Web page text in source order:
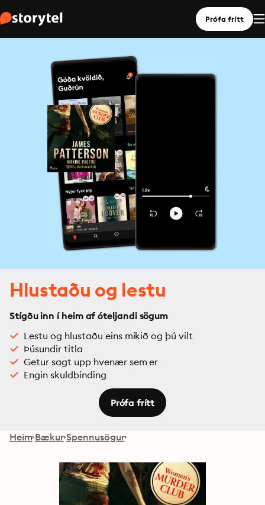
Prófa frítt
Hlustaðu og lestu
Stígðu inn í heim af óteljandi sögum
Lestu og hlustaðu eins mikið og þú vilt
Þúsundir titla
Getur sagt upp hvenær sem er
Engin skuldbinding
Prófa frítt
Heim Bækur Spennusögur